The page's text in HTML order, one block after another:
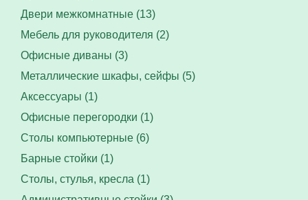
Двери межкомнатные (13)
Мебель для руководителя (2)
Офисные диваны (3)
Металлические шкафы, сейфы (5)
Аксессуары (1)
Офисные перегородки (1)
Столы компьютерные (6)
Барные стойки (1)
Столы, стулья, кресла (1)